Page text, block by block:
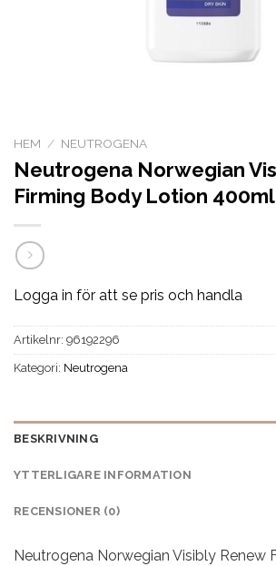
HEM / NEUTROGENA
Neutrogena Norwegian
Firming Body Lotion 400ml
Logga in för att se pris och handla
Artikelnr: 96192296
Kategori: Neutrogena
BESKRIVNING
YTTERLIGARE INFORMATION
RECENSIONER (0)
Neutrogena Norwegian Visibly Renew